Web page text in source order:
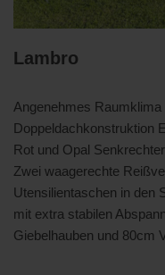
Lambro
Angenehmes
Doppeldachkonstruktion
Rot und Opal
Zwei waagerechte
Utensilientaschen in den
mit extra stabilen
Giebelhauben und 80cm